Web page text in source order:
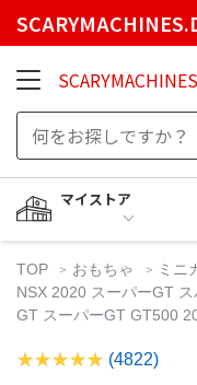
マイストア
TOP おもちゃ ミニ
NSX 2020 スーパーGT
GT スーパーGT GT500
(4822)